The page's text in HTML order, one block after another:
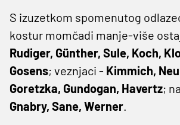
S izuzetkom spomenutog
kostur momčadi manje-više
Rudiger, Günther, Sule, Koch,
Gosens; veznjaci - Kimmich,
Goretzka, Gundogan, Havertz;
Gnabry, Sane, Werner